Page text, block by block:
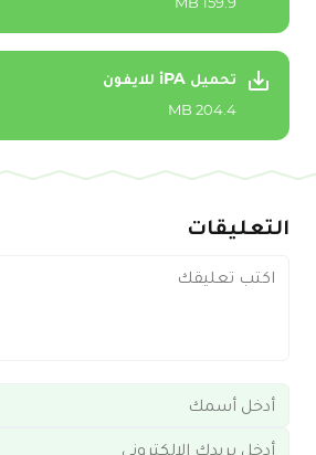
تحميل iPA للايفون
204.4 MB
التعليقات